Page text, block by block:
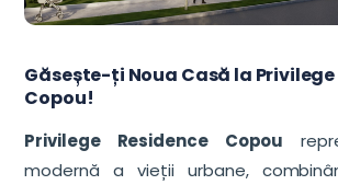
Găsește-ți Noua Casă la Privilege
Copou!
Privilege Residence Copou
modernă a vieții urbane,